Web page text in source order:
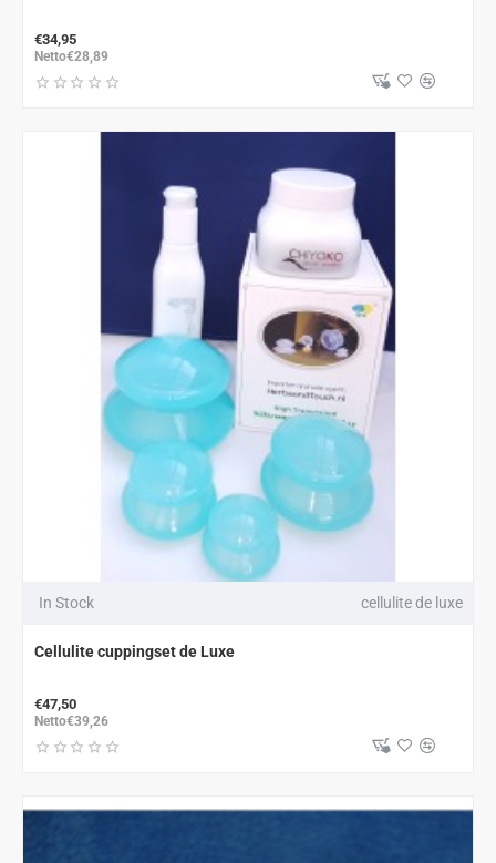
€34,95
Netto€28,89
In Stock cellulite de luxe
Cellulite cuppingset de Luxe
€47,50
Netto€39,26